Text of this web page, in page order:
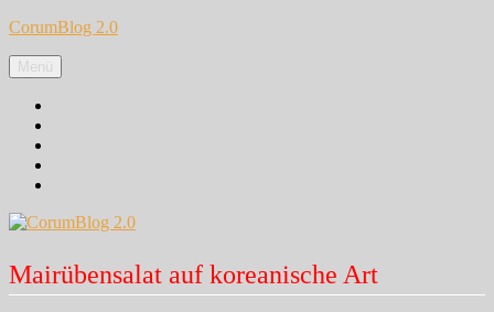
Zum
springen
CorumBlog 2.0
Menü
Mairübensalat auf koreanische Art